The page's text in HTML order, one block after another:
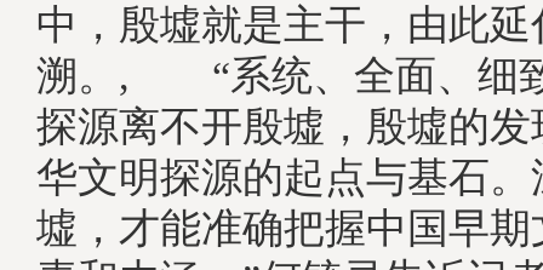
中，殷墟就是主干，由此
溯。, “系统、全面、细
探源离不开殷墟，殷墟的
华文明探源的起点与基石
墟，才能准确把握中国早